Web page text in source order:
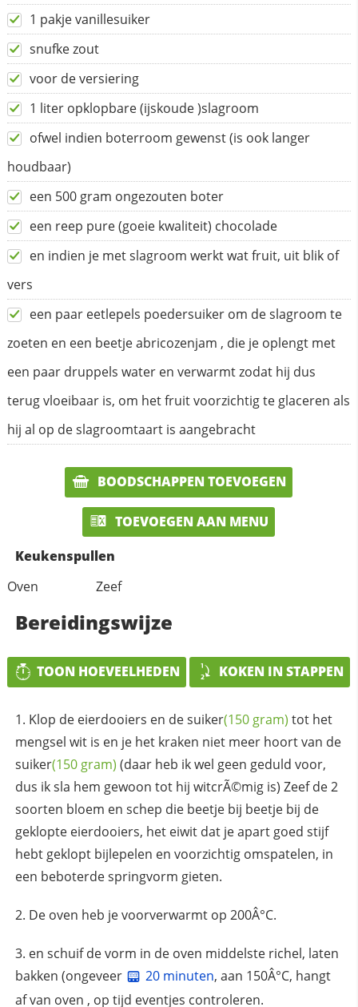
1 pakje vanillesuiker
snufke zout
voor de versiering
1 liter opklopbare (ijskoude )slagroom
ofwel indien boterroom gewenst (is ook langer
houdbaar)
een 500 gram ongezouten boter
een reep pure (goeie kwaliteit) chocolade
en indien je met slagroom werkt wat fruit, uit blik of
vers
een paar eetlepels poedersuiker om de slagroom te
zoeten en een beetje abricozenjam , die je oplengt met
een paar druppels water en verwarmt zodat hij dus
terug vloeibaar is, om het fruit voorzichtig te glaceren als
hij al op de slagroomtaart is aangebracht
BOODSCHAPPEN TOEVOEGEN
TOEVOEGEN AAN MENU
Keukenspullen
Oven
Zeef
Bereidingswijze
TOON HOEVEELHEDEN KOKEN IN STAPPEN
Klop de eierdooiers en desuiker(150 gram) tot het
mengsel wit is en je het kraken niet meer hoort van de
suiker(150 gram) (daar heb ik wel geen geduld voor,
dus ik sla hem gewoon tot hij witcrÃ©mig is) Zeef de 2
soorten bloem en schep die beetje bij beetje bij de
geklopte eierdooiers, het eiwit dat je apart goed stijf
hebt geklopt bijlepelen en voorzichtig omspatelen, in
een beboterde springvorm gieten.
De oven heb je voorverwarmt op 200Â°C.
en schuif de vorm in de oven middelste richel, laten
bakken (ongeveer
20 minuten, aan 150Â°C, hangt
af van oven , op tijd eventjes controleren.